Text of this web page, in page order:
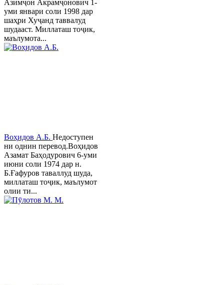
Азимҷон Акрамҷонович 1-
уми январи соли 1998 дар
шаҳри Хуҷанд таввалуд
шудааст. Миллаташ тоҷик,
маълумота...
Воҳидов А.Б. Недоступен
ни однин перевод.Воҳидов
Азамат Баҳодурович 6-уми
июни соли 1974 дар н.
Б.Ғафуров таваллуд шуда,
миллаташ тоҷик, маълумот
олии ти...